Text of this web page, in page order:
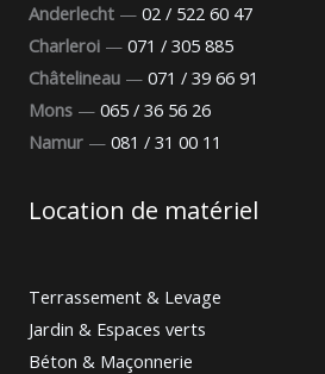
Anderlecht — 02 / 522 60 47
Charleroi — 071 / 305 885
Châtelineau — 071 / 39 66 91
Mons — 065 / 36 56 26
Namur — 081 / 31 00 11
Location de matériel
Terrassement & Levage
Jardin & Espaces verts
Béton & Maçonnerie